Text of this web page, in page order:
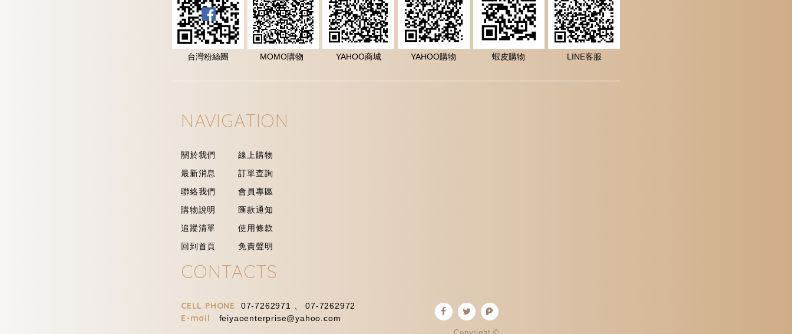
台灣粉絲團 MOMO購物 YAHOO商城 YAHOO購物 蝦皮購物 LINE客服
NAVIGATION
關於我們
最新消息
聯絡我們
線上購物
訂單查詢
會員專區
購物說明
追蹤清單
回到首頁
匯款通知
使用條款
免責聲明
CONTACTS
CELL PHONE 07-7262971 、 07-7262972
E-mail feiyaoenterprise@yahoo.com